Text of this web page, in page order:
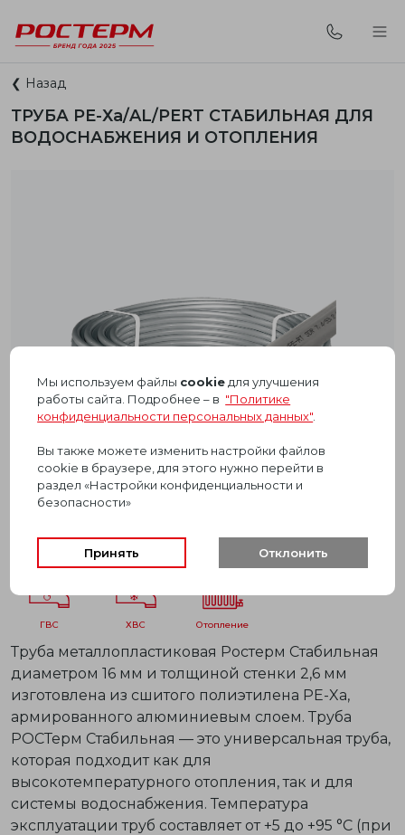
❮ Назад
ТРУБА PЕ-Ха/AL/PERT СТАБИЛЬНАЯ ДЛЯ
ВОДОСНАБЖЕНИЯ И ОТОПЛЕНИЯ
ГВС ХВС отопление
Труба металлопластиковая Ростерм Стабильная
диаметром 16 мм и толщиной стенки 2,6 мм
изготовлена из сшитого полиэтилена PE-Xa,
армированного алюминиевым слоем. Труба
РОСТерм Стабильная — это универсальная труба,
которая подходит как для
высокотемпературного отопления, так и для
системы водоснабжения. Температура
эксплуатации труб составляет от +5 до +95 °C (при
Мы используем файлы cookie для улучшения
работы сайта. Подробнее – в "Политике
конфиденциальности персональных данных"
Вы также можете изменить настройки файлов
cookie в браузере, для этого нужно перейти в
раздел «Настройки конфиденциальности и
безопасности»
Принять Отклонить